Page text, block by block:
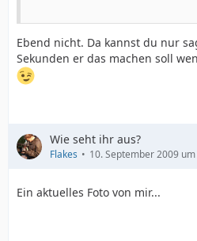
Ebend nicht. Da kannst du nur
Sekunden er das machen soll
Wie seht ihr aus?
Flakes 10. September 2009
Ein aktuelles Foto von mir...